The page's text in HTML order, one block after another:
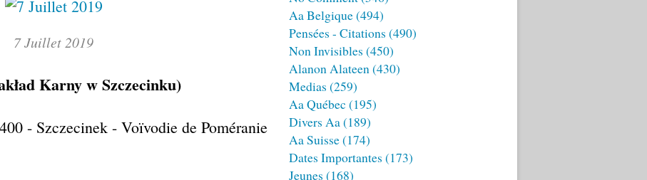
7 Juillet 2019
Karny w Szczecinku)
- Szczecinek - Voïvodie de Poméranie
Aa Belgique(494)
Pensées - Citations (490)
Non Invisibles (450)
Alanon Alateen(430)
Medias (259)
Aa Québec (195)
Divers Aa(189)
Aa Suisse(174)
Dates Importantes (173)
Jeunes (168)